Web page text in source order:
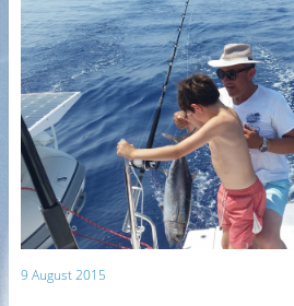
9 August 2015